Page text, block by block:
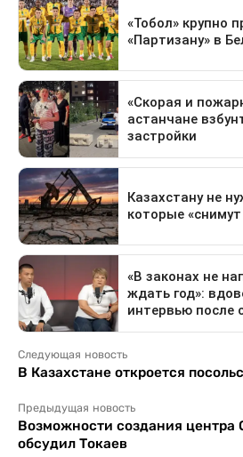
Следующая новость
В Казахстане откроется
Предыдущая новость
Возможности создания центра
обсудил Токаев